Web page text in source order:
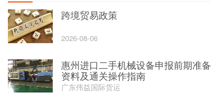
跨境贸易政策
2026-08-06
惠州进口二手机械设备申报前期准备
资料及通关操作指南
广东伟益国际货运